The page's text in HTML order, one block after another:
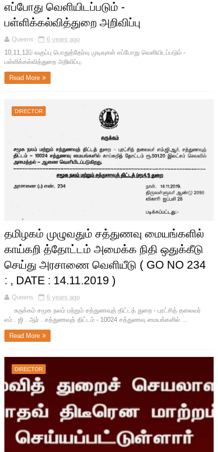
எப்போது வெளியிடப்படும் -
பள்ளிக்கல்வித்துறை அறிவிப்பு
Queens
6 years ago
10,11,12ம் வகுப்பு பொதுத்தேர்வு முடிவுகள் எப்போது வெளியிடப்படும் -
பள்ளிக்கல்வித்துறை அறிவிப்பு.
Read More
DIRECTOR
தமிழகம் முழுவதும் சத்துணவு மையங்களில்
காய்கறி த்தோட்டம் அமைக்க நிதி ஒதுக்கீடு
செய்து அரசாணை வெளியீடு ( GO NO 234
: , DATE : 14.11.2019 )
Queens
6 years ago
சுருக்கம் சமூக நலம் மற்றும் சத்துணவுத் திட்டத் துறை - புரட்சித் தலைவர்
எம் . ஜி . ஆர் . சத்துணவுத் திட்டம் - 10024 சத்துணவு மையங்களில் ...
Read More
DIRECTOR